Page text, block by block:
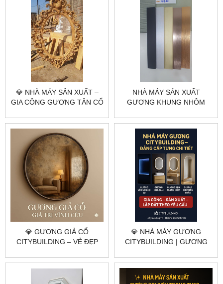
💎 NHÀ MÁY SẢN XUẤT –
GIA CÔNG GƯƠNG TÂN CỔ
HÀ NỘI & TP.HCM |
CITYBUILDING
NHÀ MÁY SẢN XUẤT
GƯƠNG KHUNG NHÔM
TP.HCM – CITYBUILDING
💎 GƯƠNG GIẢ CỔ
CITYBUILDING – VẺ ĐẸP
KHÔNG GIAN HIỆN ĐẠI
💎 NHÀ MÁY GƯƠNG
CITYBUILDING | GƯƠNG
TẮM – GƯƠNG TRANG
ĐIỂM – GƯƠNG TOÀN
THÂN